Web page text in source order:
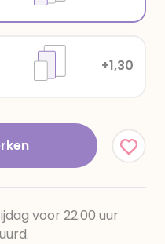
+1,30
voor 22.00 uur